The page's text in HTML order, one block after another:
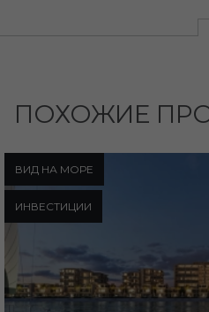
ПОХОЖИЕ
ВИД НА МОРЕ
ИНВЕСТИЦИИ